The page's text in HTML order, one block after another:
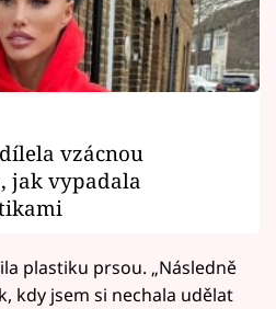
vzácnou
jak vypadala
plastiku prsou. „Následně
kdy jsem si nechala udělat